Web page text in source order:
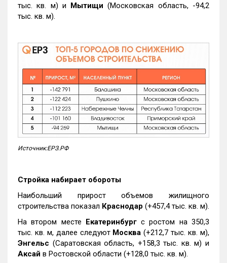
тыс. кв. м) и Мытищи (Московская область, -94,2
тыс. кв. м).
Источник:ЕРЗ.РФ
Стройка набирает обороты
Наибольший прирост объемов жилищного
строительства показал Краснодар (+457,4 тыс. кв. м).
На втором месте Екатеринбургс ростом на 350,3
тыс. кв. м, далее следуют Москва (+212,7 тыс. кв. м),
Энгельс (Саратовская область, +158,3 тыс. кв. м) и
Аксай в Ростовской области (+128,0 тыс. кв. м).